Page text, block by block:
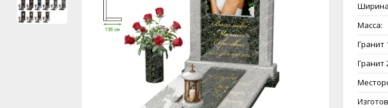
Масса:
Гранит
Гранит